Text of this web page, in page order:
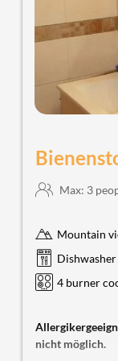
Max: 3
Mountain
Dishwasher
4 burner
nicht möglich.